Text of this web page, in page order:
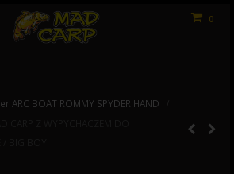
0
ARC BOAT ROMMY SPYDER HAND